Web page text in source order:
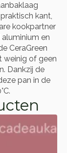
kant,
kookpartner
en
CeraGreen
weinig of geen
Dankzij de
pan in de